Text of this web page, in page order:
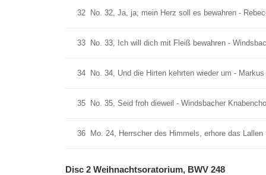
32 No. 32, Ja, ja, mein Herz soll es bewahren -
33 No. 33, Ich will dich mit Fleiß bewahren -
34 No. 34, Und die Hirten kehrten wieder um -
35 No. 35, Seid froh dieweil - Windsbacher
36 Mo. 24, Herrscher des Himmels, erhore das
Disc 2 Weihnachtsoratorium, BWV 248